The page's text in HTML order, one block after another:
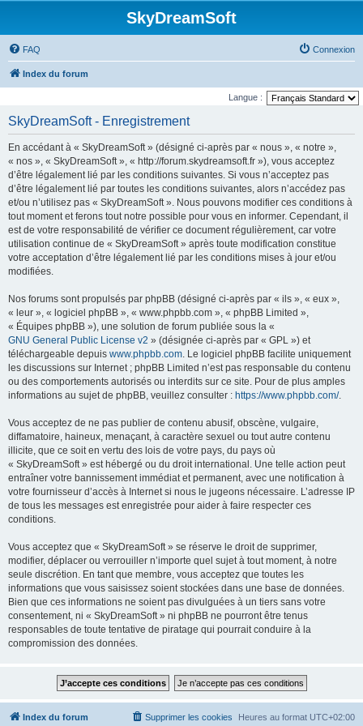
SkyDreamSoft
FAQ Connexion
Index du forum
Langue :
SkyDreamSoft - Enregistrement
En accédant à « SkyDreamSoft » (désigné ci-après par « nous », « notre »,
« nos », « SkyDreamSoft », « http://forum.skydreamsoft.fr »), vous acceptez
d’être légalement lié par les conditions suivantes. Si vous n’acceptez pas
d’être légalement lié par toutes les conditions suivantes, alors n’accédez pas
et/ou n’utilisez pas « SkyDreamSoft ». Nous pouvons modifier ces conditions à
tout moment et ferons tout notre possible pour vous en informer. Cependant, il
est de votre responsabilité de vérifier ce document régulièrement, car votre
utilisation continue de « SkyDreamSoft » après toute modification constitue
votre acceptation d’être légalement lié par les conditions mises à jour et/ou
modifiées.
Nos forums sont propulsés par phpBB (désigné ci-après par « ils », « eux »,
« leur », « logiciel phpBB », « www.phpbb.com », « phpBB Limited »,
« Équipes phpBB »), une solution de forum publiée sous la «
GNU General Public License v2 » (désignée ci-après par « GPL ») et
téléchargeable depuis www.phpbb.com. Le logiciel phpBB facilite uniquement
les discussions sur Internet ; phpBB Limited n’est pas responsable du contenu
ou des comportements autorisés ou interdits sur ce site. Pour de plus amples
informations au sujet de phpBB, veuillez consulter : https://www.phpbb.com/.
Vous acceptez de ne pas publier de contenu abusif, obscène, vulgaire,
diffamatoire, haineux, menaçant, à caractère sexuel ou tout autre contenu
illicite, que ce soit en vertu des lois de votre pays, du pays où
« SkyDreamSoft » est hébergé ou du droit international. Une telle action peut
entraîner votre bannissement immédiat et permanent, avec une notification à
votre fournisseur d’accès à Internet si nous le jugeons nécessaire. L’adresse IP
de tous les messages est enregistrée pour aider à faire respecter ces
conditions.
Vous acceptez que « SkyDreamSoft » se réserve le droit de supprimer,
modifier, déplacer ou verrouiller n’importe quel sujet à tout moment, à notre
seule discrétion. En tant que membre, vous acceptez que toutes les
informations que vous saisissez soient stockées dans une base de données.
Bien que ces informations ne soient pas divulguées à un tiers sans votre
consentement, ni « SkyDreamSoft » ni phpBB ne pourront être tenus
responsables de toute tentative de piratage qui pourrait conduire à la
compromission des données.
Index du forum Heures au format UTC+02:00
Supprimer les cookies